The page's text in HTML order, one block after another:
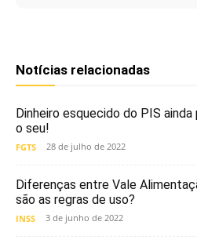
Notícias relacionadas
Dinheiro esquecido do PIS
o seu!
FGTS 28 de julho de 2022
Diferenças entre Vale
são as regras de uso?
INSS 3 de junho de 2022